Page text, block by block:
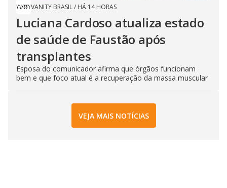
VANITY BRASIL/ HÁ 14 HORAS
Luciana Cardoso atualiza estado
de saúde de Faustão após
transplantes
Esposa do comunicador afirma que órgãos funcionam
bem e que foco atual é a recuperação da massa muscular
VEJA MAIS NOTÍCIAS